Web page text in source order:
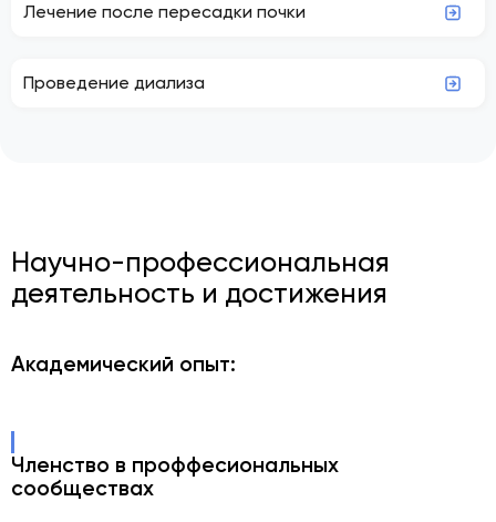
Лечение после пересадки почки
Проведение диализа
Научно-профессиональная
деятельность и достижения
Академический опыт:
Членство в проффесиональных
сообществах